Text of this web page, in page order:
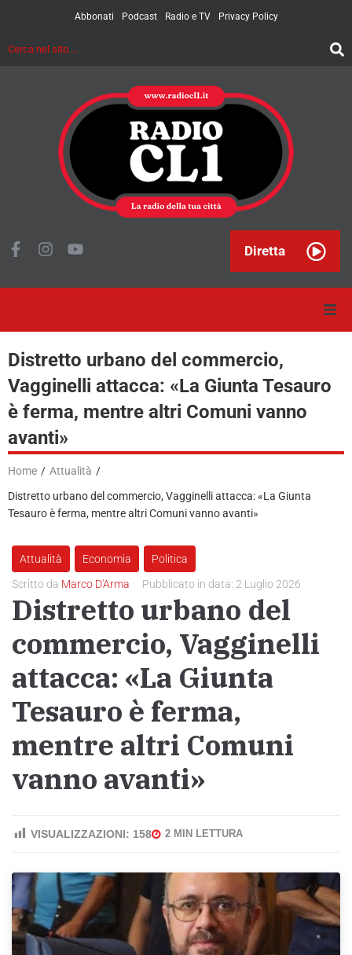
Abbonati Podcast Radio e TV Privacy Policy
Diretta
News
Contatti
Distretto urbano del commercio,
Vagginelli attacca: «La Giunta Tesauro
è ferma, mentre altri Comuni vanno
avanti»
Home / Attualità /
Distretto urbano del commercio, Vagginelli attacca: «La Giunta
Tesauro è ferma, mentre altri Comuni vanno avanti»
Attualità Economia
Politica
Scritto da Marco D'Arma Pubblicato in data: 2 Luglio 2026
Distretto urbano del
commercio, Vagginelli
attacca: «La Giunta
Tesauro è ferma,
mentre altri Comuni
vanno avanti»
VISUALIZZAZIONI: 158 2 MIN LETTURA